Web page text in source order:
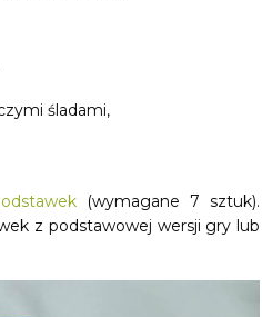
śladami,
(wymagane 7 sztuk).
z podstawowej wersji gry lub